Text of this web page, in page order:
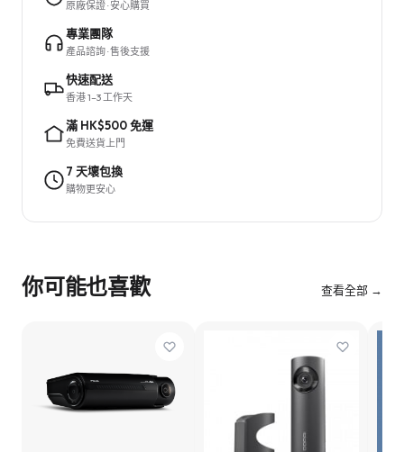
原廠保證 · 安心購買
專業團隊
產品諮詢 · 售後支援
快速配送
香港 1–3 工作天
滿 HK$500 免運
免費送貨上門
7 天壞包換
購物更安心
你可能也喜歡 查看全部 →